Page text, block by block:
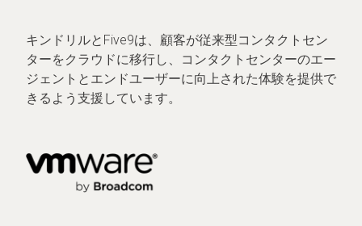
キンドリルとFive9は、顧客が従来型コンタクトセン
ターをクラウドに移行し、コンタクトセンターのエー
ジェントとエンドユーザーに向上された体験を提供で
きるよう支援しています。